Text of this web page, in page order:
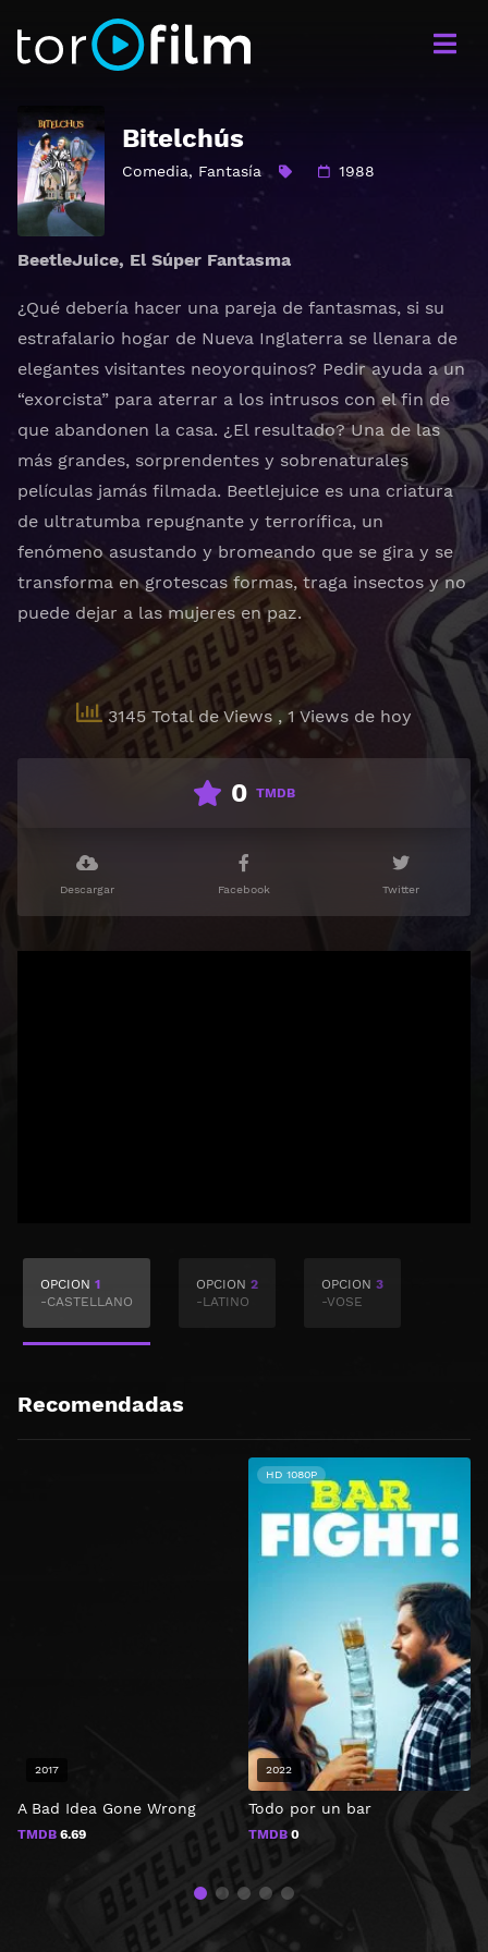
Bitelchús
Comedia, Fantasía 1988
BeetleJuice, El Súper Fantasma
¿Qué debería hacer una pareja de fantasmas, si su
estrafalario hogar de Nueva Inglaterra se llenara de
elegantes visitantes neoyorquinos? Pedir ayuda a un
“exorcista” para aterrar a los intrusos con el fin de
que abandonen la casa. ¿El resultado? Una de las
más grandes, sorprendentes y sobrenaturales
películas jamás filmada. Beetlejuice es una criatura
de ultratumba repugnante y terrorífica, un
fenómeno asustando y bromeando que se gira y se
transforma en grotescas formas, traga insectos y no
puede dejar a las mujeres en paz.
3145 Total de Views, 1 Views de hoy
0 TMDB
Descargar Facebook Twitter
OPCION 1
-CASTELLANO
OPCION 2
-LATINO
OPCION 3
-VOSE
Recomendadas
A Bad Idea Gone Wrong
TMDB 6.69
2017
Todo por un bar
TMDB 0
HD 1080P
2022